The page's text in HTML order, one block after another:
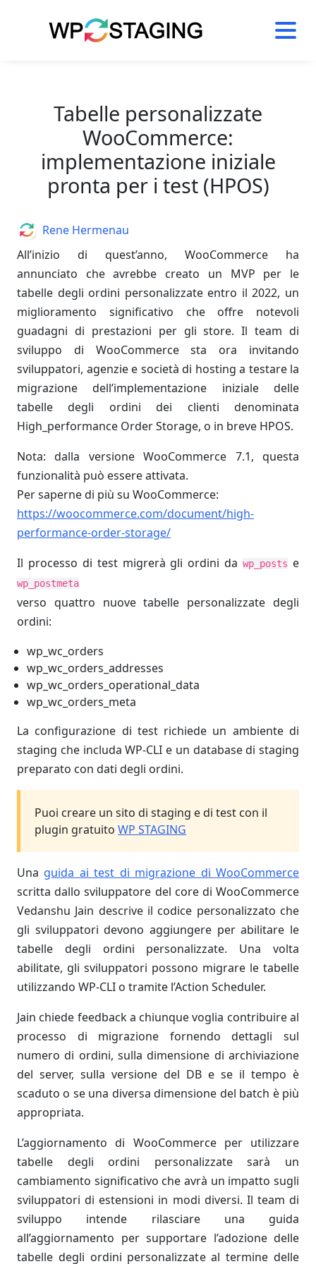
Tabelle personalizzate
WooCommerce:
implementazione iniziale
pronta per i test (HPOS)
All’inizio di quest’anno, WooCommerce ha
annunciato che avrebbe creato un MVP per le
tabelle degli ordini personalizzate entro il 2022, un
miglioramento significativo che offre notevoli
guadagni di prestazioni per gli store. Il team di
sviluppo di WooCommerce sta ora invitando
sviluppatori, agenzie e società di hosting a testare la
migrazione dell’implementazione iniziale delle
tabelle degli ordini dei clienti denominata
High_performance Order Storage, o in breve HPOS.
Nota: dalla versione WooCommerce 7.1, questa
funzionalità può essere attivata.
Per saperne di più su WooCommerce:
https://woocommerce.com/document/high-
performance-order-storage/
Il processo di test migrerà gli ordini dawp_posts e
wp_postmeta
verso quattro nuove tabelle personalizzate degli
ordini:
wp_wc_orders
wp_wc_orders_addresses
wp_wc_orders_operational_data
wp_wc_orders_meta
La configurazione di test richiede un ambiente di
staging che includa WP-CLI e un database di staging
preparato con dati degli ordini.
Puoi creare un sito di staging e di test con il
plugin gratuito WP STAGING
Una guida ai test di migrazione di WooCommerce
scritta dallo sviluppatore del core di WooCommerce
Vedanshu Jain descrive il codice personalizzato che
gli sviluppatori devono aggiungere per abilitare le
tabelle degli ordini personalizzate. Una volta
abilitate, gli sviluppatori possono migrare le tabelle
utilizzando WP-CLI o tramite l’Action Scheduler.
Jain chiede feedback a chiunque voglia contribuire al
processo di migrazione fornendo dettagli sul
numero di ordini, sulla dimensione di archiviazione
del server, sulla versione del DB e se il tempo è
scaduto o se una diversa dimensione del batch è più
appropriata.
L’aggiornamento di WooCommerce per utilizzare
tabelle degli ordini personalizzate sarà un
cambiamento significativo che avrà un impatto sugli
sviluppatori di estensioni in modi diversi. Il team di
sviluppo intende rilasciare una guida
all’aggiornamento per supportare l’adozione delle
tabelle degli ordini personalizzate al termine delle
AuthorRene Hermenau